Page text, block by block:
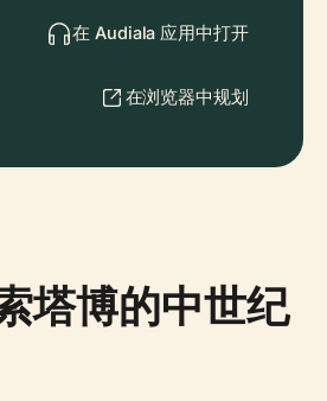
在 Audiala 应用中打开
在浏览器中规划
塔博的中世纪